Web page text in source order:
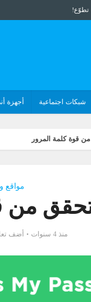
تطوّع!
شبكات اجتماعية أجهزة
قوة كلمة المرور
مواقع
من
منذ 4 سنوات أضف